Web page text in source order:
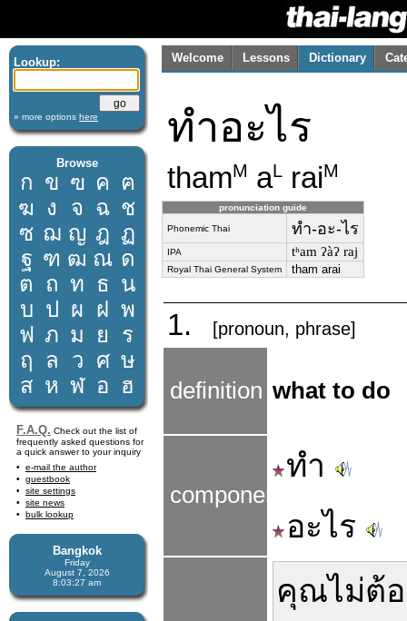
Lookup:
» more options here
Browse
ก ข ฃ ค ฅ
ฆ ง จ ฉ ช
ซ ฌ ญ ฎ ฏ
ฐ ฑ ฒ ณ ด
ต ถ ท ธ น
บ ป ผ ฝ พ
ฟ ภ ม ย
ร
ฤ
ล ว ศ ษ
ส ห ฬ อ ฮ
F.A.Q. Check out the list of
frequently asked questions for
a quick answer to your inquiry
e-mail the author
guestbook
site settings
site news
bulk lookup
Bangkok
Friday
August 7, 2026
8:03:28 am
Welcome Lessons Dictionary
ทำอะไร
thamM aL raiM
pronunciation guide
Phonemic Thai ทำ-อะ-ไร
IPA tʰam ʔàʔ raj
Royal Thai General System tham arai
1. [pronoun, phrase]
definition what to do
components
ทำ
อะไร
คุณไม่ต้